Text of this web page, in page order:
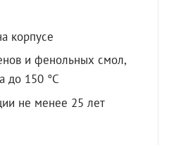
корпусе
и фенольных смол,
до 150 °C
не менее 25 лет